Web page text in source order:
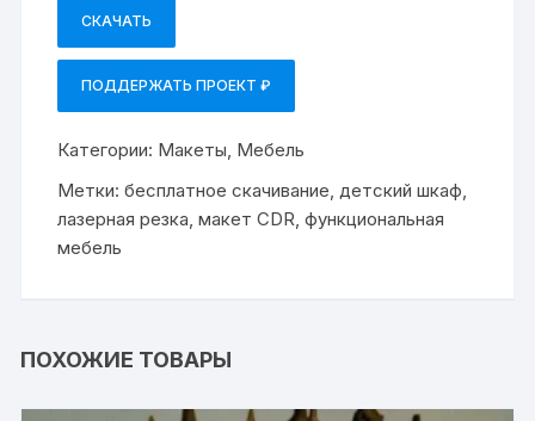
СКАЧАТЬ
ПОДДЕРЖАТЬ ПРОЕКТ ₽
Категории: Макеты Мебель
Метки:бесплатное скачивание детский шкаф
лазерная резка ,макет CDR ,функциональная
мебель
ПОХОЖИЕ ТОВАРЫ